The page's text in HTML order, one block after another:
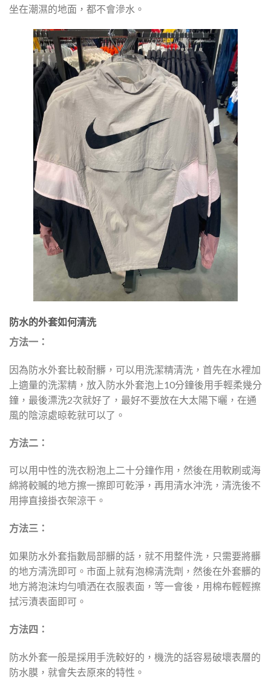
坐在潮濕的地面，都不會滲水。
防水的外套如何清洗
方法一：
因為防水外套比較耐髒，可以用洗潔精清洗，首先在水裡加
上適量的洗潔精，放入防水外套泡上10分鐘後用手輕柔幾分
鐘，最後漂洗2次就好了，最好不要放在大太陽下曬，在通
風的陰涼處晾乾就可以了。
方法二：
可以用中性的洗衣粉泡上二十分鐘作用，然後在用軟刷或海
綿將較贓的地方擦一擦即可乾淨，再用清水沖洗，清洗後不
用擰直接掛衣架涼干。
方法三：
如果防水外套指數局部髒的話，就不用整件洗，只需要將髒
的地方清洗即可。市面上就有泡棉清洗劑，然後在外套髒的
地方將泡沫均勻噴洒在衣服表面，等一會後，用棉布輕輕擦
拭污漬表面即可。
方法四：
防水外套一般是採用手洗較好的，機洗的話容易破壞表層的
防水膜，就會失去原來的特性。